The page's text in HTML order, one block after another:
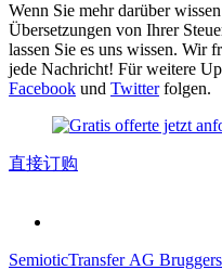
Wenn Sie mehr darüber
Übersetzungen von Ihrer
lassen Sie es uns wissen. Wir
jede Nachricht! Für weitere
Facebook und Twitterfolgen.
直接订购
SemioticTransfer AG